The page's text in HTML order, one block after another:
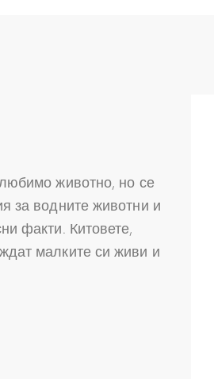
животно, но се
за водните животни и
факти. Китовете,
малките си живи и